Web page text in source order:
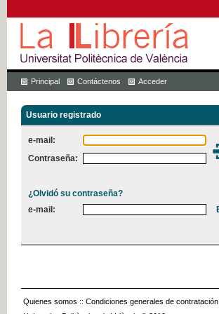
Principal Contáctenos Acceder
Usuario registrado
e-mail:
Contraseña:
¿Olvidó su contraseña?
e-mail:
Quienes somos :: Condiciones generales de contratación